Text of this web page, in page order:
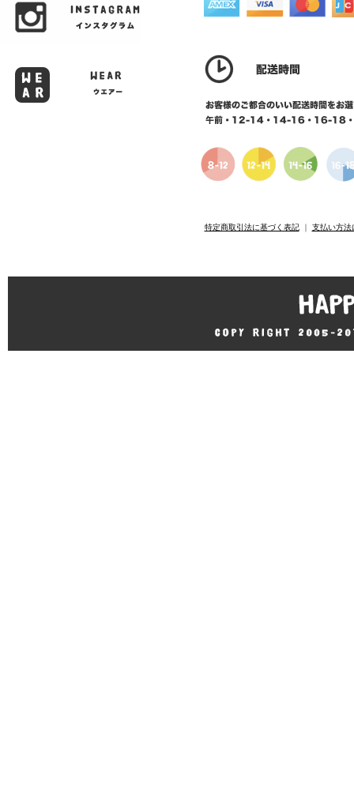
特定商取引法に基づく表記｜ 支払い方法